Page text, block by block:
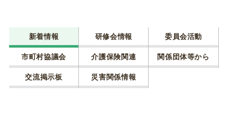
新着情報 研修会情報 委員会活動
市町村協議会 介護保険関連 関係団体等から
交流掲示板 災害関係情報